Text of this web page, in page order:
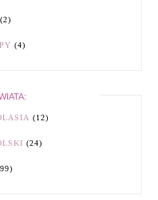
(2)
(4)
(12)
(24)